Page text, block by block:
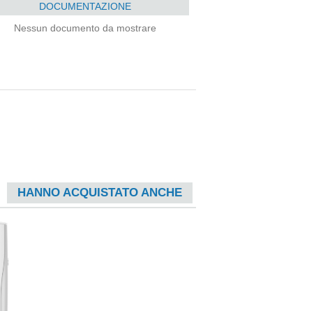
DOCUMENTAZIONE
Nessun documento da mostrare
HANNO ACQUISTATO ANCHE